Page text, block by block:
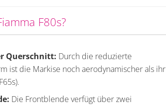
F80s?
Querschnitt: Durch die reduzierte
ist die Markise noch aerodynamischer als ihr
Die Frontblende verfügt über zwei